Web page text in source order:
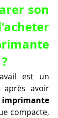
son
est un
après avoir
compacte,